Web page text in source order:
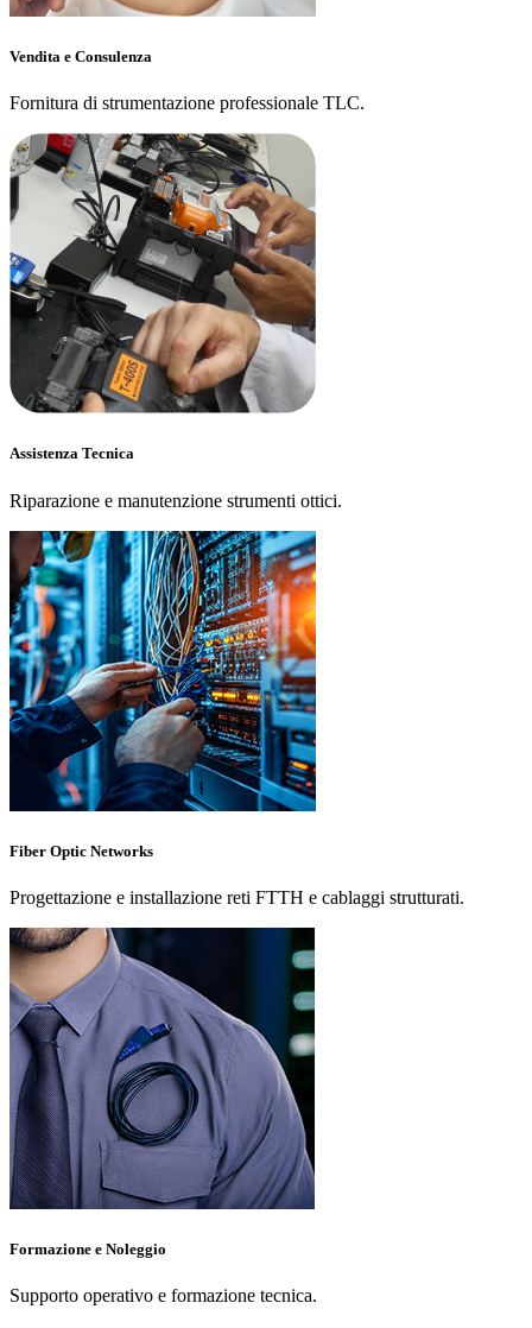
Vendita e Consulenza
Fornitura di strumentazione professionale TLC.
Assistenza Tecnica
Riparazione e manutenzione strumenti ottici.
Fiber Optic Networks
Progettazione e installazione reti FTTH e cablaggi strutturati.
Formazione e Noleggio
Supporto operativo e formazione tecnica.